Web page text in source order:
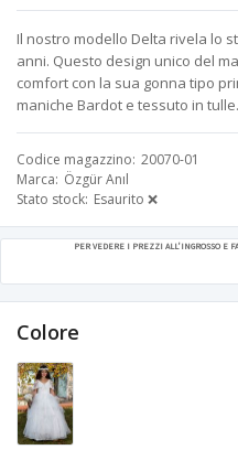
Il nostro modello Delta rivela lo
anni. Questo design unico del
comfort con la sua gonna tipo
maniche Bardot e tessuto in tulle.
Codice magazzino 20070-01
Marca Özgür Anıl
Stato stock Esaurito ❌
PER VEDERE I PREZZI ALL'INGROSSO E
Colore